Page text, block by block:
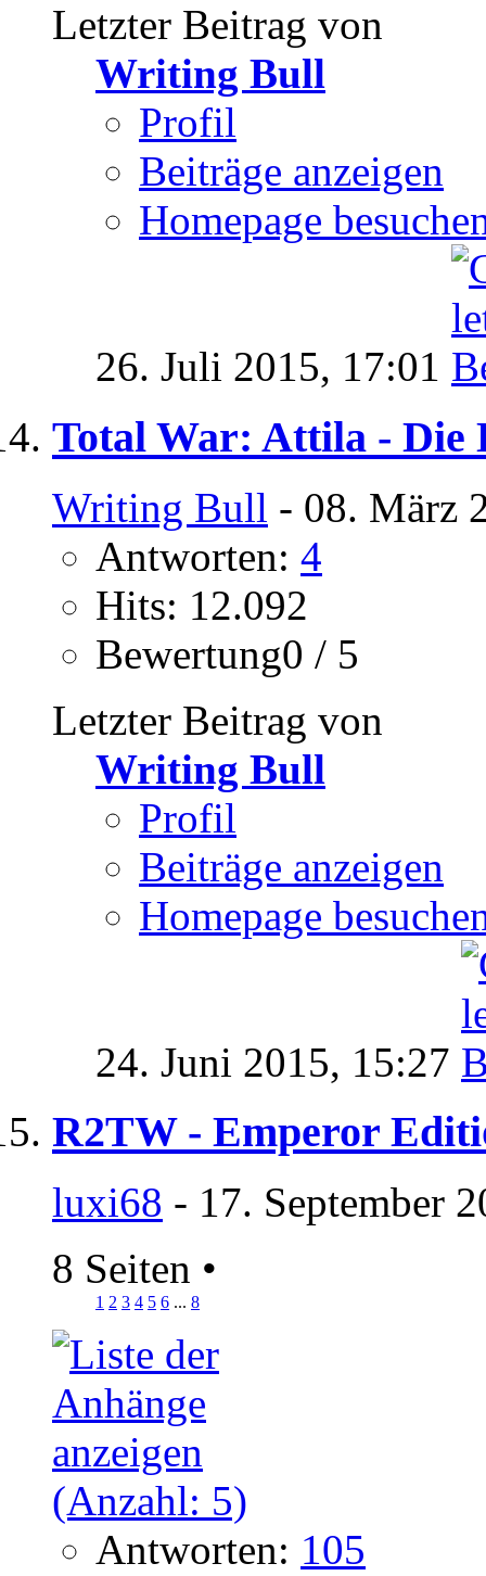
Letzter Beitrag von
Writing Bull
Profil
Beiträge anzeigen
Homepage
26. Juli 2015, 17:01
Total War: Attila - Die
Writing Bull - 08. März
Antworten: 4
Hits: 12.092
Bewertung0 / 5
Letzter Beitrag von
Writing Bull
Profil
Beiträge anzeigen
Homepage
24. Juni 2015, 15:27
R2TW - Emperor
luxi68 - 17. September
8 Seiten •
1 2 3 4 5 6 ... 8
Antworten: 105